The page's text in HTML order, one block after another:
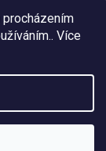
Více